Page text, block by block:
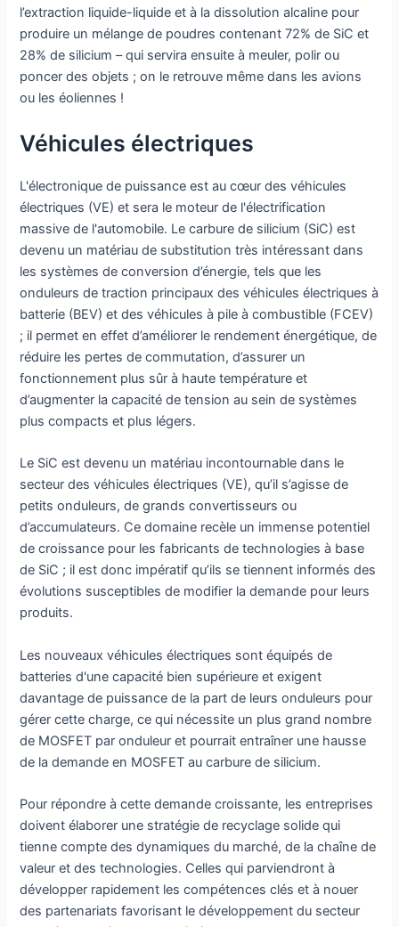
l’extraction liquide-liquide et à la dissolution alcaline pour
produire un mélange de poudres contenant 72% de SiC et
28% de silicium – qui servira ensuite à meuler, polir ou
poncer des objets ; on le retrouve même dans les avions
ou les éoliennes !
Véhicules électriques
L'électronique de puissance est au cœur des véhicules
électriques (VE) et sera le moteur de l'électrification
massive de l'automobile. Le carbure de silicium (SiC) est
devenu un matériau de substitution très intéressant dans
les systèmes de conversion d’énergie, tels que les
onduleurs de traction principaux des véhicules électriques à
batterie (BEV) et des véhicules à pile à combustible (FCEV)
; il permet en effet d’améliorer le rendement énergétique, de
réduire les pertes de commutation, d’assurer un
fonctionnement plus sûr à haute température et
d’augmenter la capacité de tension au sein de systèmes
plus compacts et plus légers.
Le SiC est devenu un matériau incontournable dans le
secteur des véhicules électriques (VE), qu’il s’agisse de
petits onduleurs, de grands convertisseurs ou
d’accumulateurs. Ce domaine recèle un immense potentiel
de croissance pour les fabricants de technologies à base
de SiC ; il est donc impératif qu’ils se tiennent informés des
évolutions susceptibles de modifier la demande pour leurs
produits.
Les nouveaux véhicules électriques sont équipés de
batteries d'une capacité bien supérieure et exigent
davantage de puissance de la part de leurs onduleurs pour
gérer cette charge, ce qui nécessite un plus grand nombre
de MOSFET par onduleur et pourrait entraîner une hausse
de la demande en MOSFET au carbure de silicium.
Pour répondre à cette demande croissante, les entreprises
doivent élaborer une stratégie de recyclage solide qui
tienne compte des dynamiques du marché, de la chaîne de
valeur et des technologies. Celles qui parviendront à
développer rapidement les compétences clés et à nouer
des partenariats favorisant le développement du secteur